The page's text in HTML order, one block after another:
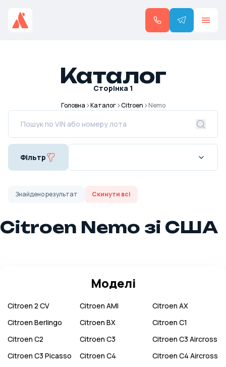
Каталог
Сторінка 1
Головна Каталог Citroen Nemo
Фільтр
Знайденорезультат Скинути всі
Citroen Nemo зі США
Моделі
Citroen 2 CV Citroen AMI Citroen AX
Citroen Berlingo Citroen BX Citroen C1
Citroen C2 Citroen C3 Citroen C3 Aircross
Citroen C3 Picasso Citroen C4 Citroen C4 Aircross